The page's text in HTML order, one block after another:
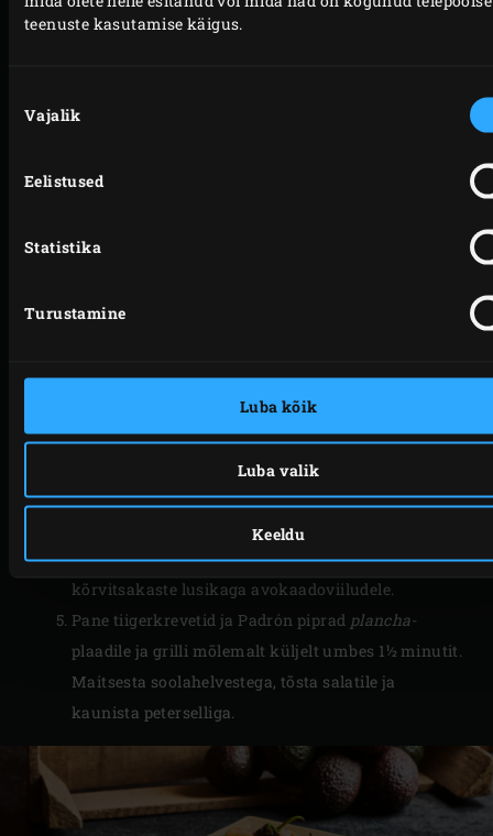
teenuste kasutamise käigus.
valik
Vajalik
Eelistused
Statistika
Turustamine
Luba kõik
Luba valik
Keeldu
prae seda umbes 2–3 minutit. Sega sisse karripasta
5 minutit, kuni kõrvits on
Tõsta pann kuumakindlale alusele ning sega sisse
jahtub kaste aeglaselt ja õige pisut – see ongi asja
Panepoolkuu plancha-küpsetusplaat
plancha-plaati umbes 10 minutit. Samal ajal tõsta
EGGi temperatuur 220 °C-ni.
Vahepeal koori salati jaoks küüslauk ja haki
peeneks. Sega oliiviõli tiigerkrevettide hulka.
Poolita avokaadod ning eemalda kivid ja koor.
Lõika avokaado õhukesteks viiludeks. Pane need
kaussi ja maitsesta soola-pipraga. Tõsta
kõrvitsakaste lusikaga avokaadoviiludele.
Pane tiigerkrevetid ja Padrón piprad plancha-
plaadile ja grilli mõlemalt küljelt umbes 1½ minutit.
Maitsesta soolahelvestega, tõsta salatile ja
kaunista peterselliga.